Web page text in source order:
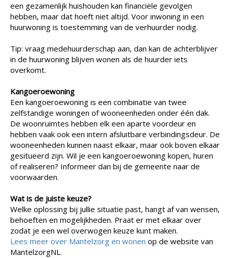
een gezamenlijk huishouden kan financiële gevolgen
hebben, maar dat hoeft niet altijd. Voor inwoning in een
huurwoning is toestemming van de verhuurder nodig.
Tip: vraag medehuurderschap aan, dan kan de achterblijver
in de huurwoning blijven wonen als de huurder iets
overkomt.
Kangoeroewoning
Een kangoeroewoning is een combinatie van twee
zelfstandige woningen of wooneenheden onder één dak.
De woonruimtes hebben elk een aparte voordeur en
hebben vaak ook een intern afsluitbare verbindingsdeur. De
wooneenheden kunnen naast elkaar, maar ook boven elkaar
gesitueerd zijn. Wil je een kangoeroewoning kopen, huren
of realiseren? Informeer dan bij de gemeente naar de
voorwaarden.
Wat is de juiste keuze?
Welke oplossing bij jullie situatie past, hangt af van wensen,
behoeften en mogelijkheden. Praat er met elkaar over
zodat je een wel overwogen keuze kunt maken.
Lees meer over Mantelzorg en wonen op de website van
MantelzorgNL.